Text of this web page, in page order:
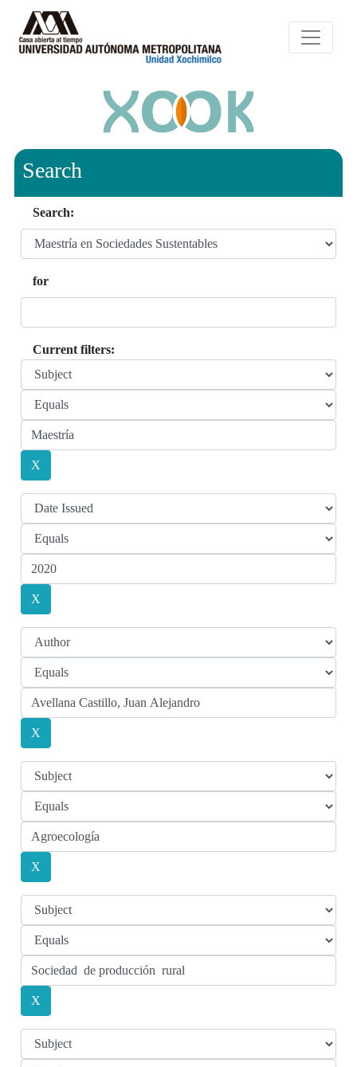
Search
Search:
for
Current filters: